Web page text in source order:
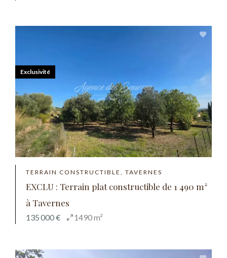
TERRAIN CONSTRUCTIBLE, TAVERNES
EXCLU : Terrain plat constructible de 1 490 m²
à Tavernes
135 000 € 1490 m²
Exclusivité